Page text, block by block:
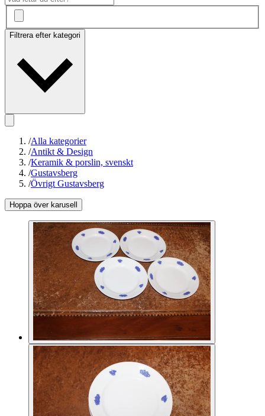
Filtrera efter kategori
/Alla kategorier
/Antikt & Design
/Keramik & porslin, svenskt
/Gustavsberg
/Övrigt Gustavsberg
Hoppa över karusell